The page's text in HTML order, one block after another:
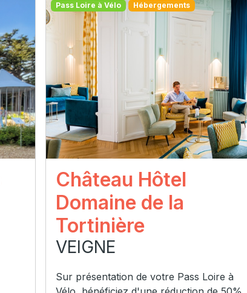
Pass Loire à Vélo Hébergements
Château Hôtel
Domaine de la
Tortinière
VEIGNE
Sur présentation de votre Pass Loire à